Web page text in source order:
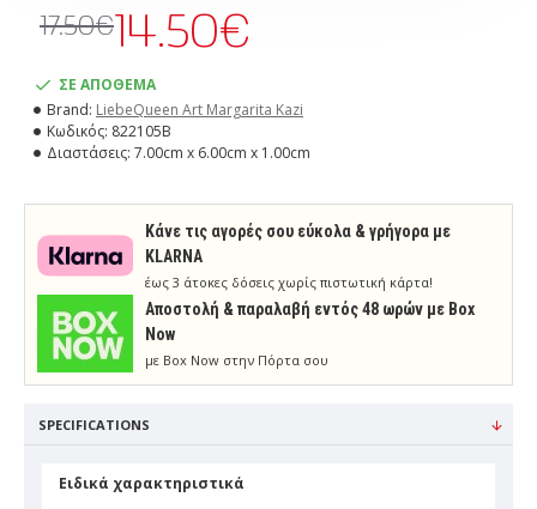
ΣΕ ΑΠΟΘΕΜΑ
Brand: LiebeQueen Art Margarita Kazi
Κωδικός: 822105B
Διαστάσεις: 7.00cm x 6.00cm x 1.00cm
14.50€
17.50€
Κάνε τις αγορές σου εύκολα & γρήγορα με
KLARNA
έως 3 άτοκες δόσεις χωρίς πιστωτική κάρτα!
Aποστολή & παραλαβή εντός 48 ωρών με Box
Now
με Box Now στην Πόρτα σου
SPECIFICATIONS
Ειδικά χαρακτηριστικά